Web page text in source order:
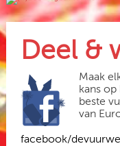
Deel &
Maak
kans op
beste
van
facebook/